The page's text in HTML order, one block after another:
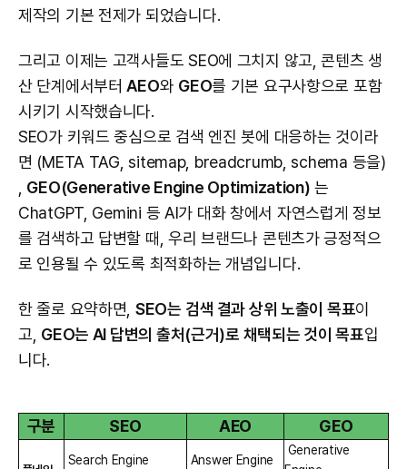
제작의 기본 전제가 되었습니다.
그리고 이제는 고객사들도 SEO에 그치지 않고, 콘텐츠 생
산 단계에서부터AEO와 GEO를 기본 요구사항으로 포함
시키기 시작했습니다.
SEO가 키워드 중심으로 검색 엔진 봇에 대응하는 것이라
면 (META TAG, sitemap, breadcrumb, schema 등을)
GEO(Generative Engine Optimization) 는
ChatGPT, Gemini 등 AI가 대화 창에서 자연스럽게 정보
를 검색하고 답변할 때, 우리 브랜드나 콘텐츠가 긍정적으
로 인용될 수 있도록 최적화하는 개념입니다.
한 줄로 요약하면, SEO는 검색 결과 상위 노출이 목표이
고, GEO는 AI 답변의 출처(근거)로 채택되는 것이 목표입
니다.
구분 SEO AEO GEO
Search Engine Answer Engine
Generative